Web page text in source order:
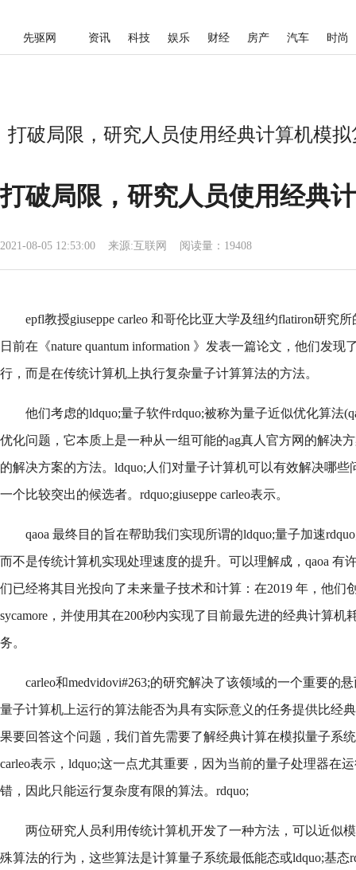
先驱网 资讯 科技 娱乐 财经 房产 汽车 时尚
打破局限，研究人员使用经典计算机模
打破局限，研究人员使用经典
2021-08-05 12:53:00 来源:互联网 阅读量：19408
epfl教授giuseppe carleo 和哥伦比亚大学及纽约flatiron研究
日前在《nature quantum information 》发表一篇论文，他们发
行，而是在传统计算机上执行复杂量子计算算法的方法。
他们考虑的ldquo;量子软件rdquo;被称为量子近似优化算法
优化问题，它本质上是一种从一组可能的ag真人官方网的解决
的解决方案的方法。ldquo;人们对量子计算机可以有效解决哪些
一个比较突出的候选者。rdquo;giuseppe carleo表示。
qaoa 最终目的旨在帮助我们实现所谓的ldquo;量子加速
而不是传统计算机实现处理速度的提升。可以理解成，qaoa 有
们已经将其目光投向了未来量子技术和计算：在2019 年，他们
sycamore，并使用其在200秒内实现了目前最先进的经典计算机
务。
carleo和medvidovi#263;的研究解决了该领域的一个重要的
量子计算机上运行的算法能否为具有实际意义的任务提供比经
果要回答这个问题，我们首先需要了解经典计算在模拟量子系统
carleo表示，ldquo;这一点尤其重要，因为当前的量子处理器在
错，因此只能运行复杂度有限的算法。rdquo;
两位研究人员利用传统计算机开发了一种方法，可以近似
殊算法的行为，这些算法是计算量子系统最低能态或ldquo;基态